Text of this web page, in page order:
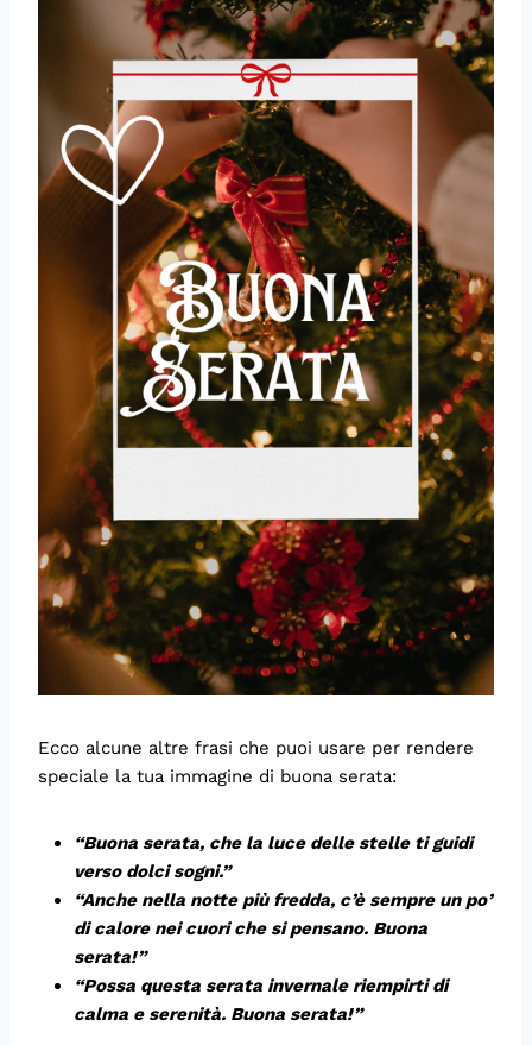
Ecco alcune altre frasi che puoi usare per rendere
speciale la tua immagine di buona serata:
“Buona serata, che la luce delle stelle ti guidi
verso dolci sogni.”
“Anche nella notte più fredda, c’è sempre un po’
di calore nei cuori che si pensano. Buona
serata!”
“Possa questa serata invernale riempirti di
calma e serenità. Buona serata!”